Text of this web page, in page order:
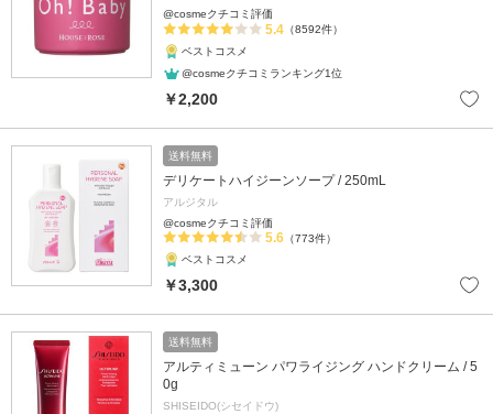
@cosmeクチコミ評価
5.4 （8592件）
ベストコスメ
@cosmeクチコミランキング1位
￥2,200
送料無料
デリケートハイジーンソープ / 250mL
アルジタル
@cosmeクチコミ評価
5.6 （773件）
ベストコスメ
￥3,300
送料無料
アルティミューン パワライジング ハンドクリーム / 5
0g
SHISEIDO(シセイドウ)